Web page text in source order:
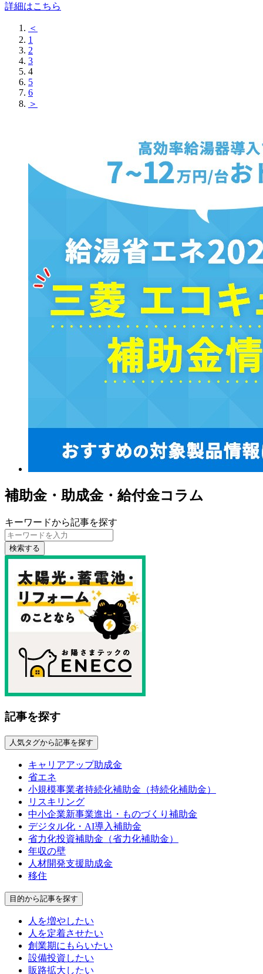
詳細はこちら
＜
1
2
3
4
5
6
＞
補助金・助成金・給付金コラム
キーワードから記事を探す
検索する
記事を探す
人気タグから記事を探す
キャリアアップ助成金
省エネ
小規模事業者持続化補助金（持続化補助金）
リスキリング
中小企業新事業進出・ものづくり補助金
デジタル化・AI導入補助金
省力化投資補助金（省力化補助金）
年収の壁
人材開発支援助成金
移住
目的から記事を探す
人を増やしたい
人を定着させたい
創業期にもらいたい
設備投資したい
販路拡大したい